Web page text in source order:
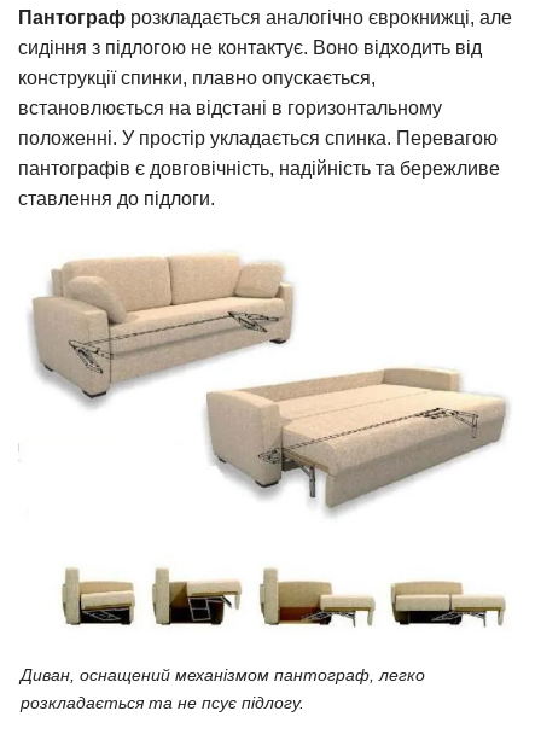
Пантограф розкладається аналогічно єврокнижці, але
сидіння з підлогою не контактує. Воно відходить від
конструкції спинки, плавно опускається,
встановлюється на відстані в горизонтальному
положенні. У простір укладається спинка. Перевагою
пантографів є довговічність, надійність та бережливе
ставлення до підлоги.
Диван, оснащений механізмом пантограф, легко
розкладається та не псує підлогу.